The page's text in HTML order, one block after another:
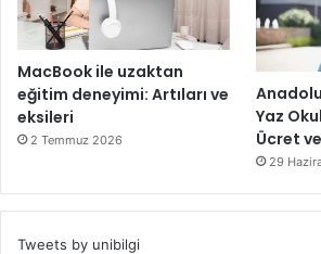
MacBook ile uzaktan
eğitim deneyimi: Artıları ve
eksileri
2 Temmuz 2026
Yaz
Ücret
29
Tweets by unibilgi